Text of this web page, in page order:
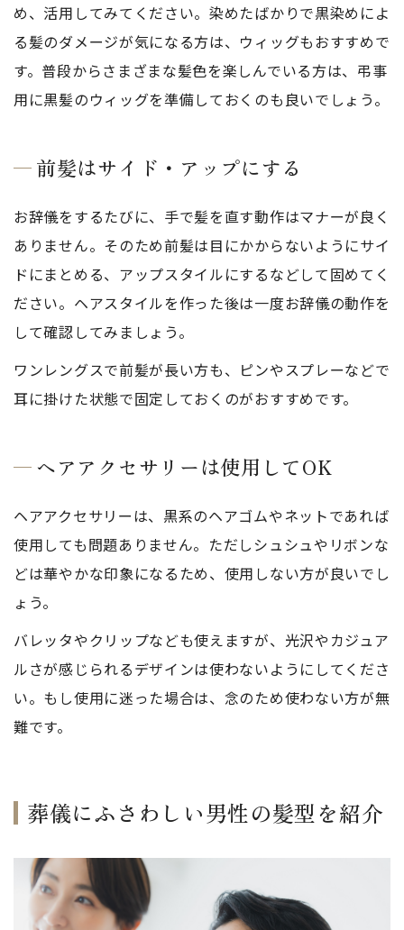
め、活用してみてください。染めたばかりで黒染めによ
る髪のダメージが気になる方は、ウィッグもおすすめで
す。普段からさまざまな髪色を楽しんでいる方は、弔事
用に黒髪のウィッグを準備しておくのも良いでしょう。
前髪はサイド・アップにする
お辞儀をするたびに、手で髪を直す動作はマナーが良く
ありません。そのため前髪は目にかからないようにサイ
ドにまとめる、アップスタイルにするなどして固めてく
ださい。ヘアスタイルを作った後は一度お辞儀の動作を
して確認してみましょう。
ワンレングスで前髪が長い方も、ピンやスプレーなどで
耳に掛けた状態で固定しておくのがおすすめです。
ヘアアクセサリーは使用してOK
ヘアアクセサリーは、黒系のヘアゴムやネットであれば
使用しても問題ありません。ただしシュシュやリボンな
どは華やかな印象になるため、使用しない方が良いでし
ょう。
バレッタやクリップなども使えますが、光沢やカジュア
ルさが感じられるデザインは使わないようにしてくださ
い。もし使用に迷った場合は、念のため使わない方が無
難です。
葬儀にふさわしい男性の髪型を紹介